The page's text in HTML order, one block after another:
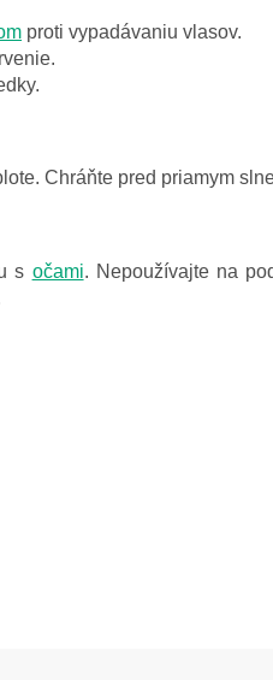
proti vypadávaniu vlasov.
Chráňte pred priamym
s očami. Nepoužívajte na